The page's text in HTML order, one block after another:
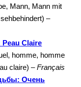
Mann, Mann mit
–
Peau Claire
homme, homme
claire) –Français
Очень